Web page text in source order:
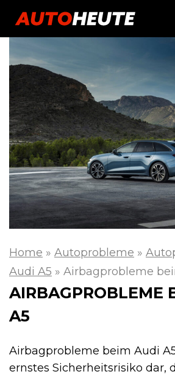
Home » Autoprobleme »
Audi A5 » Airbagprobleme
AIRBAGPROBLEME
A5
Airbagprobleme beim Audi
ernstes Sicherheitsrisiko dar,